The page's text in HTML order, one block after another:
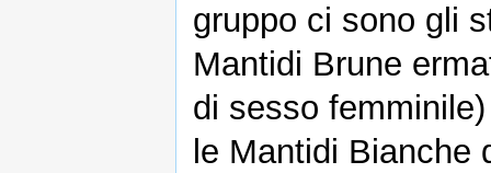
gruppo ci sono gli
Mantidi Brune
di sesso
le Mantidi Bianche